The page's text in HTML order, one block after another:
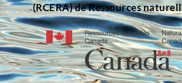
(RCERA) de Ressources